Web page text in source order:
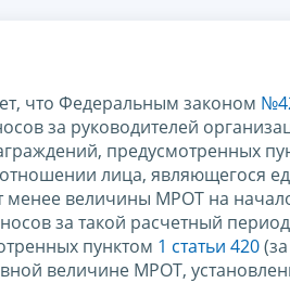
что Федеральным законом
за руководителей
предусмотренных
лица, являющегося
величины МРОТ на
за такой расчетный
пунктом 1 статьи 420
величине МРОТ,